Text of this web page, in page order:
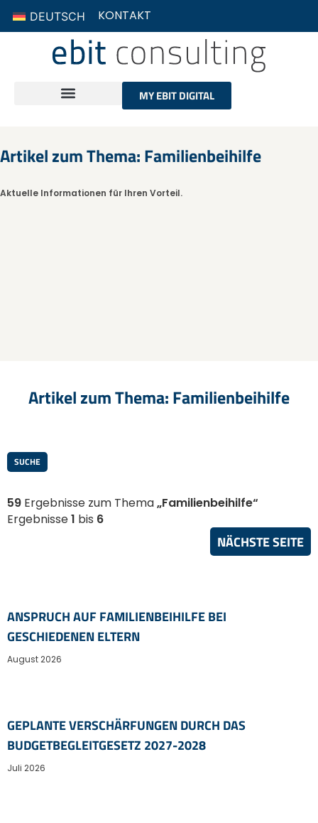
KONTAKT
DEUTSCH
MY EBIT DIGITAL
Artikel zum Thema: Familienbeihilfe
Aktuelle Informationen für Ihren Vorteil.
Artikel zum Thema: Familienbeihilfe
SUCHE
59 Ergebnisse zum Thema„Familienbeihilfe“
Ergebnisse1 bis 6
NÄCHSTE SEITE
ANSPRUCH AUF FAMILIENBEIHILFE BEI
GESCHIEDENEN ELTERN
August 2026
GEPLANTE VERSCHÄRFUNGEN DURCH DAS
BUDGETBEGLEITGESETZ 2027-2028
Juli 2026